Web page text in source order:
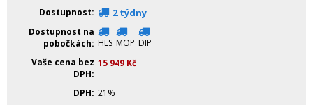
Dostupnost
2 týdny
Dostupnost na
pobočkách
HLS MOP DIP
Vaše cena bez
DPH
15 949 Kč
DPH 21%